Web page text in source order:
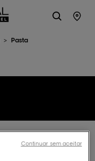
> Pasta
1 Produtos
Continuar sem aceitar